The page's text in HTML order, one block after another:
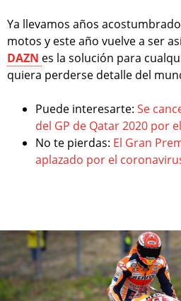
Ya llevamos años
motos y este año vuelve a ser
DAZN es la solución para
quiera perderse detalle del
Puede interesarte: Se
del GP de Qatar 2020 por
No te pierdas: El Gran
aplazado por el